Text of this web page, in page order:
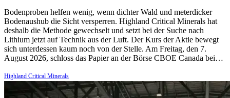
Bodenproben helfen wenig, wenn dichter Wald und meterdicker
Bodenaushub die Sicht versperren. Highland Critical Minerals hat
deshalb die Methode gewechselt und setzt bei der Suche nach
Lithium jetzt auf Technik aus der Luft. Der Kurs der Aktie bewegt
sich unterdessen kaum noch von der Stelle. Am Freitag, den 7.
August 2026, schloss das Papier an der Börse CBOE Canada bei…
Highland Critical Minerals